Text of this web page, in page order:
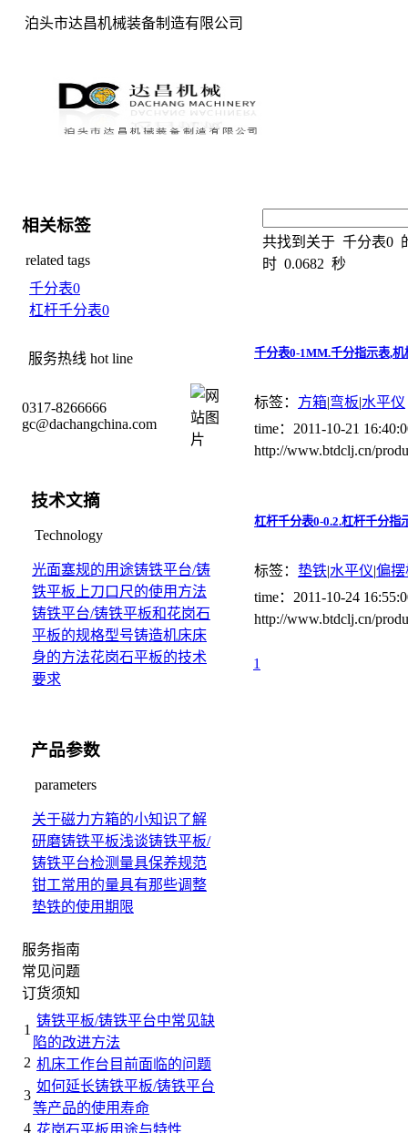
泊头市达昌机械装备制造有限公司
相关标签
related tags
千分表0
杠杆千分表0
服务热线 hot line
0317-8266666
gc@dachangchina.com
技术文摘
Technology
光面塞规的用途铸铁平台/铸
铁平板上刀口尺的使用方法
铸铁平台/铸铁平板和花岗石
平板的规格型号铸造机床床
身的方法花岗石平板的技术
要求
产品参数
parameters
关于磁力方箱的小知识了解
研磨铸铁平板浅谈铸铁平板/
铸铁平台检测量具保养规范
钳工常用的量具有那些调整
垫铁的使用期限
服务指南
常见问题
订货须知
1
铸铁平板/铸铁平台中常见缺
陷的改进方法
2 机床工作台目前面临的问题
3
如何延长铸铁平板/铸铁平台
等产品的使用寿命
4 花岗石平板用途与特性
共找到关于 千分表0
时 0.0682 秒
千分表0-1MM.千分指示表,机
标签： 方箱|弯板|水平仪
time：2011-10-21
http://www.btdclj.cn/
杠杆千分表0-0.2.杠杆千分指
标签： 垫铁|水平仪|偏
time：2011-10-24
http://www.btdclj.cn/
1